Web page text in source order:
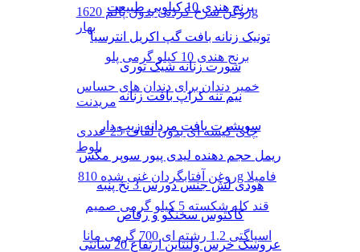
روغن سرخ کردنی بدون پالم 1620g
بهار
برنج هندی 10 کیلو گرمی پلو
خمیر دندان برای دندان های حساس
مریدنت
چای کیسه ای بدون لفاف 25 عددی
بلوط
روغن آفتابگردان غنی شده 810g فامیلا
قند کله شکسته 5 کیلو گرمی صمیم
اسپاگتی 1.2 رشته ای 700 گرمی مانا
برنج هندی 10 کیلویی طبیعت
تونیک زنانه بافت گپ اکریل انترسیا
شورت زنانه شیک توری
نیم تنه کراپ بافت زنانه
سویشرت بافت مردانه زیپ دار
ریمل حجم دهنده لیدی پیور سوپر مکس
هودی لش جنس دورس 3 نخ پنبه
کاکتوس سخنگو و رقاص
عروسک خرس ولنتاین ارتفاع 20 سانتی